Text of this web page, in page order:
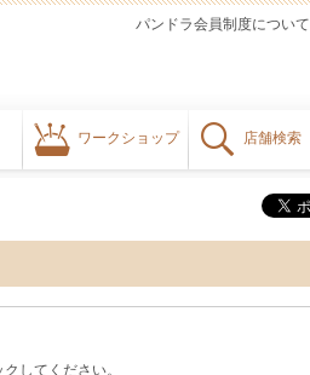
ワークショップ 店舗検索
パンドラ会員制度について
してください。